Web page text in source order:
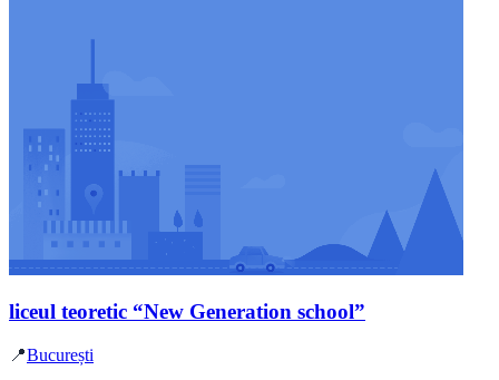
liceul teoretic “New Generation school”
📍București